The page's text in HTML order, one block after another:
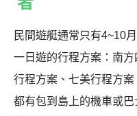
民間遊艇通常只有4~10
一日遊的行程方案：南
行程方案、七美行程方
都有包到島上的機車或